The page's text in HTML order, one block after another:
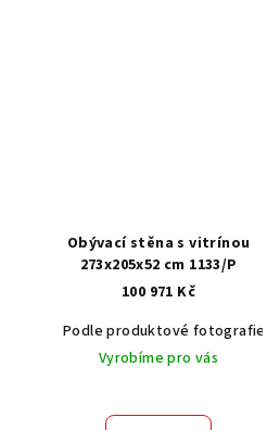
Obývací stěna s vitrínou
273x205x52 cm 1133/P
100 971 Kč
Podle produktové fotografie
Vyrobíme pro vás